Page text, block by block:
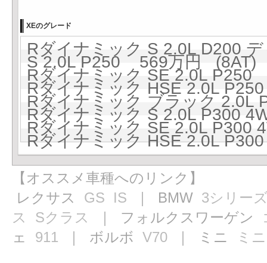
XEのグレード
Rダイナミック S 2.0L D200
S 2.0L P250 569万円 (8AT)
Rダイナミック SE 2.0L
Rダイナミック HSE 2.0L
Rダイナミック ブラック
Rダイナミック S 2.0L P300
Rダイナミック SE 2.0L
Rダイナミック HSE 2.0L
【オススメ車種へのリンク】
レクサス GS IS ｜ BMW 3シリー
ス
Sクラス ｜ フォルクスワーゲン
ェ 911 ｜ ボルボ V70 ｜ ミニ ミニ